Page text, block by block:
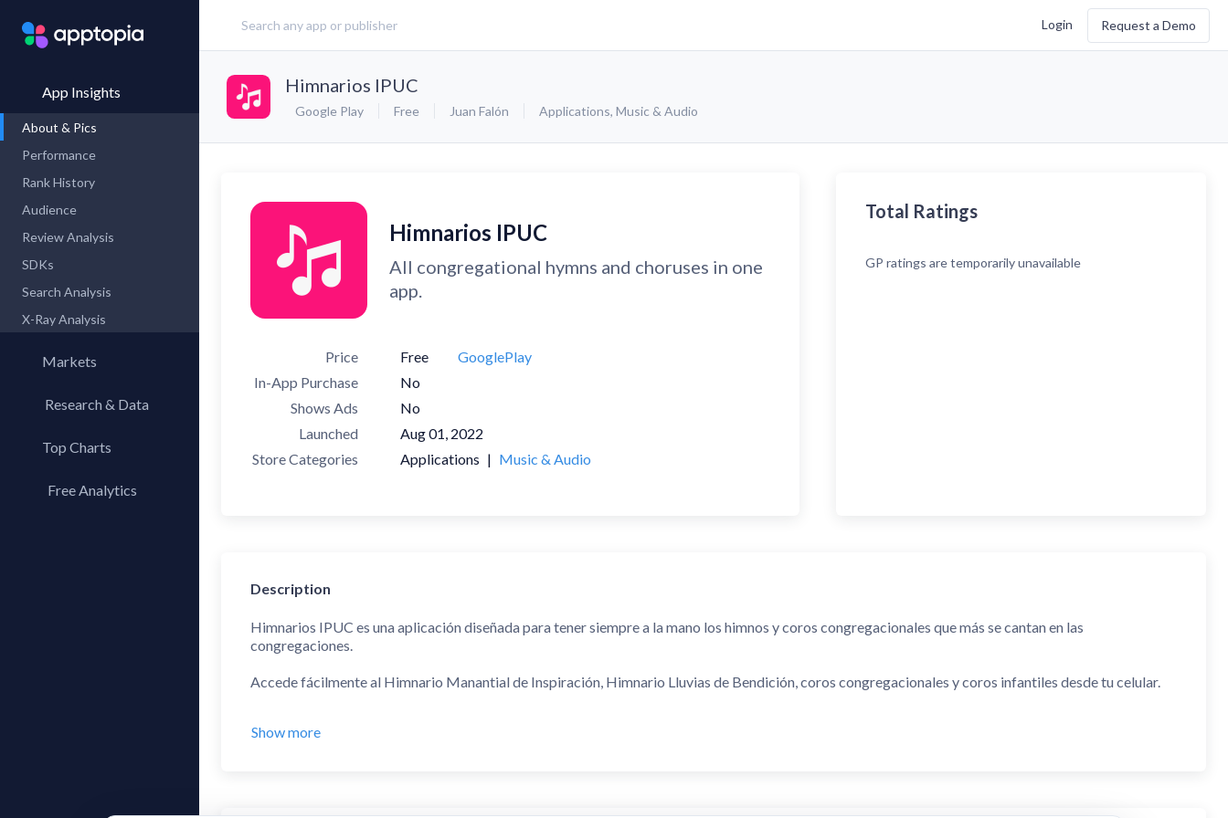
Login Request a Demo
App Insights
About & Pics
Performance
Rank History
Audience
Review Analysis
SDKs
Search Analysis
X-Ray Analysis
Markets
Research & Data
Top Charts
Top AppsFree Analytics
Himnarios IPUC
Google Play Free Juan Falón Applications, Music & Audio
Himnarios IPUC
All congregational hymns and choruses in one
app.
Price Free
GooglePlay
In-App Purchase
No
Shows Ads
No
Launched
Aug 01, 2022
Store Categories
Applications | Music & Audio
Total Ratings
GP ratings are temporarily unavailable
Description
Himnarios IPUC es una aplicación diseñada para tener siempre a la mano los himnos y coros congregacionales que más se cantan en las
congregaciones.
Accede fácilmente al Himnario Manantial de Inspiración, Himnario Lluvias de Bendición, coros congregacionales y coros infantiles desde tu celular.
Show more